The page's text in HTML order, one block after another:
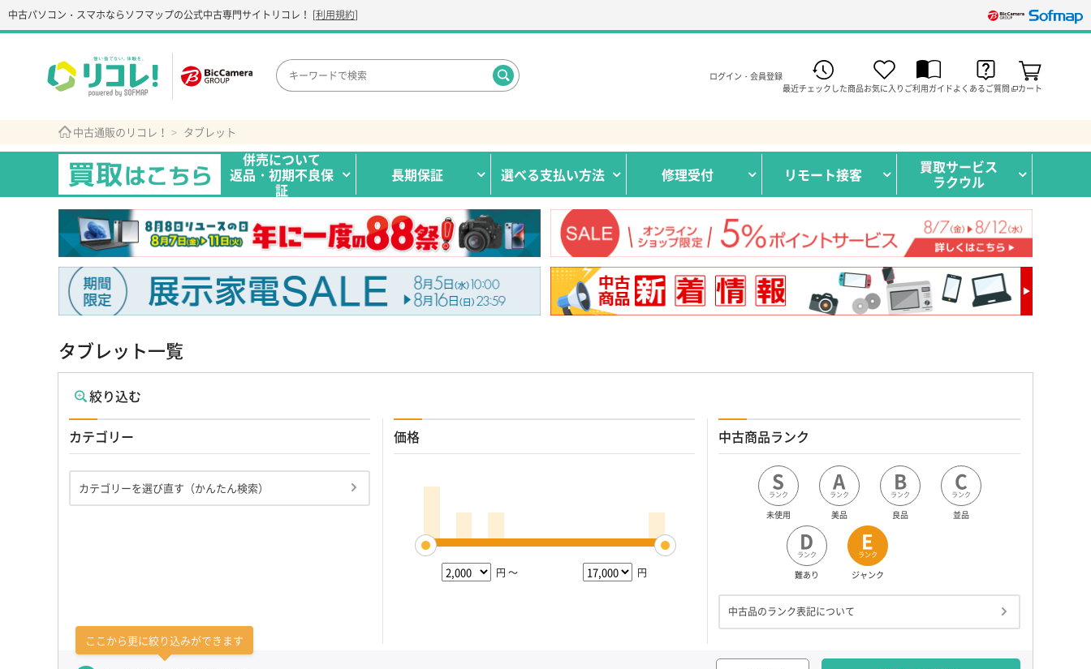
中古パソコン・スマホならソフマップの公式中古専門サイト リコレ！ [利用規約]
ログイン・会員登録
最近チェックした商品お気に入り ご利用ガイドよくあるご質問 カート
中古通販のリコレ！ タブレット
併売について
返品・初期不良保
証
長期保証 選べる支払い方法 修理受付 リモート接客 買取サービス
ラクウル
タブレット一覧
絞り込む
カテゴリー
カテゴリーを選び直す（かんたん検索）
価格
円 ～ 円
中古商品ランク
S
ランク
未使用
A
ランク
美品
B
ランク
良品
C
ランク
並品
D
ランク
難あり
E
ランク
ジャンク
中古品のランク表記について
ここから更に絞り込みができます